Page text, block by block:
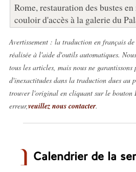
Rome, restauration des bustes
couloir d'accès à la galerie du
Avertissement : la traduction en français
réalisée à l'aide d'outils automatiques.
tous les articles, mais nous ne garantissons
d'inexactitudes dans la traduction dues au
trouver l'original en cliquant sur le bouton
erreur,veuillez nous contacter.
Calendrier de la